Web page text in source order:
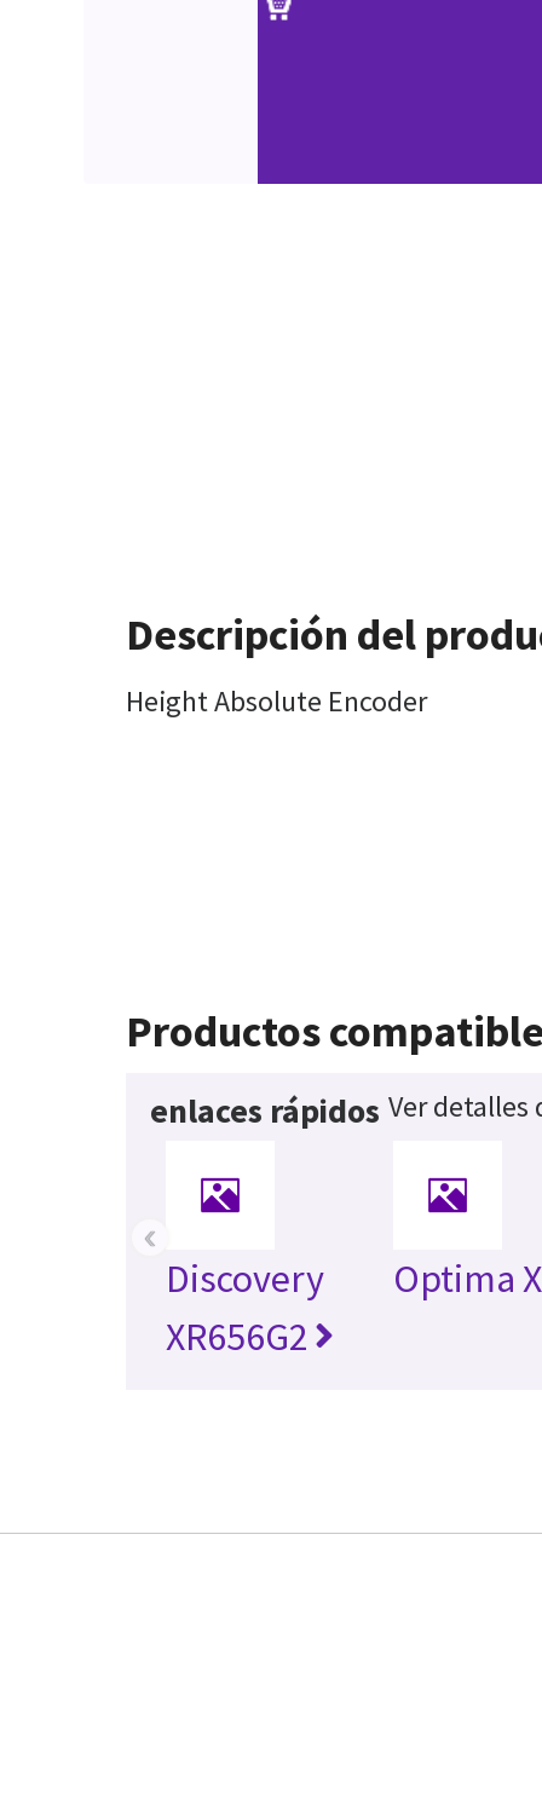
Descripción del
Height Absolute Encoder
Productos
enlaces rápidos Ver
Discovery
XR656G2
Optima
‹